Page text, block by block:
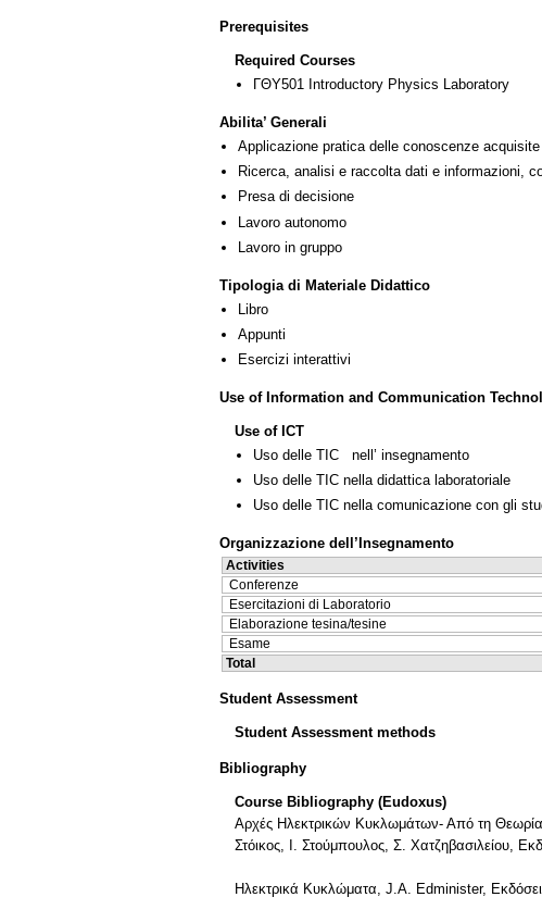
Prerequisites
Required Courses
ΓΘΥ501 Introductory Physics Laboratory
Abilita’ Generali
Applicazione pratica delle conoscenze acquisite
Ricerca, analisi e raccolta dati e informazioni,
Presa di decisione
Lavoro autonomo
Lavoro in gruppo
Tipologia di Materiale Didattico
Libro
Appunti
Esercizi interattivi
Use of Information and Communication
Use of ICT
Uso delle TIC nell’ insegnamento
Uso delle TIC nella didattica laboratoriale
Uso delle TIC nella comunicazione con gli
Organizzazione dell’Insegnamento
Activities
Conferenze
Esercitazioni di Laboratorio
Elaborazione tesina/tesine
Esame
Total
Student Assessment
Student Assessment methods
Bibliography
Course Bibliography (Eudoxus)
Αρχές Ηλεκτρικών Κυκλωμάτων- Από τη
Στόικος, I. Στούμπουλος, Σ. Χατζηβασιλείου,
Ηλεκτρικά Κυκλώματα, J.Α. Εdminister,